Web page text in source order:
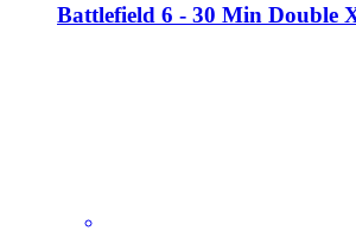
Battlefield 6 - 30 Min Double